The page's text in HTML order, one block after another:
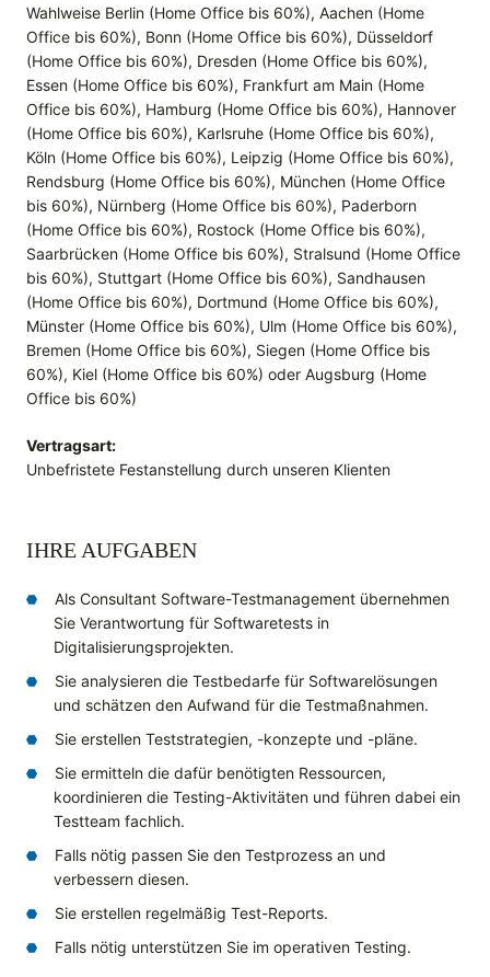
Wahlweise Berlin (Home Office bis 60%), Aachen (Home
Office bis 60%), Bonn (Home Office bis 60%), Düsseldorf
(Home Office bis 60%), Dresden (Home Office bis 60%),
Essen (Home Office bis 60%), Frankfurt am Main (Home
Office bis 60%), Hamburg (Home Office bis 60%), Hannover
(Home Office bis 60%), Karlsruhe (Home Office bis 60%),
Köln (Home Office bis 60%), Leipzig (Home Office bis 60%),
Rendsburg (Home Office bis 60%), München (Home Office
bis 60%), Nürnberg (Home Office bis 60%), Paderborn
(Home Office bis 60%), Rostock (Home Office bis 60%),
Saarbrücken (Home Office bis 60%), Stralsund (Home Office
bis 60%), Stuttgart (Home Office bis 60%), Sandhausen
(Home Office bis 60%), Dortmund (Home Office bis 60%),
Münster (Home Office bis 60%), Ulm (Home Office bis 60%),
Bremen (Home Office bis 60%), Siegen (Home Office bis
60%), Kiel (Home Office bis 60%) oder Augsburg (Home
Office bis 60%)
Vertragsart:
Unbefristete Festanstellung durch unseren Klienten
IHRE AUFGABEN
Als Consultant Software-Testmanagement übernehmen
Sie Verantwortung für Softwaretests in
Digitalisierungsprojekten.
Sie analysieren die Testbedarfe für Softwarelösungen
und schätzen den Aufwand für die Testmaßnahmen.
Sie erstellen Teststrategien, -konzepte und -pläne.
Sie ermitteln die dafür benötigten Ressourcen,
koordinieren die Testing-Aktivitäten und führen dabei ein
Testteam fachlich.
Falls nötig passen Sie den Testprozess an und
verbessern diesen.
Sie erstellen regelmäßig Test-Reports.
Falls nötig unterstützen Sie im operativen Testing.